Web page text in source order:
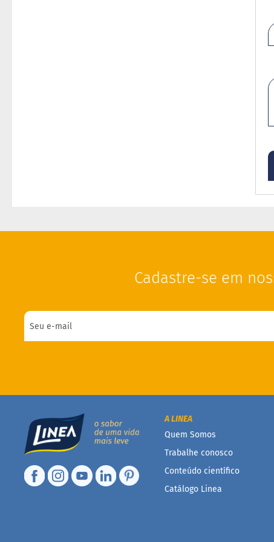
Cadastre-se em
A LINEA
Quem Somos
Trabalhe conosco
Conteúdo científico
Catálogo Linea